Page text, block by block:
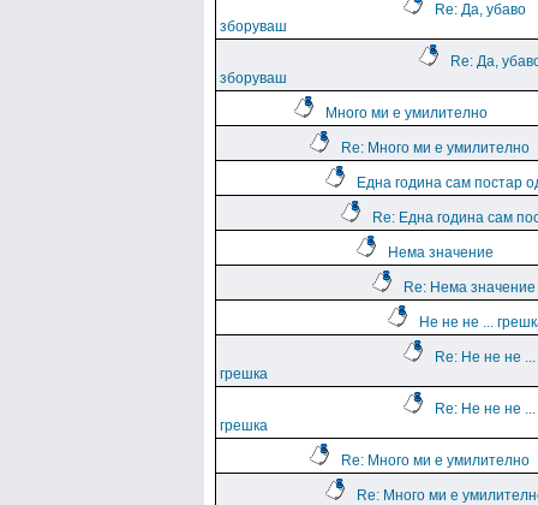
Re: Да, убаво
зборуваш
Re: Да,
зборуваш
Много ми е умилително
Re: Много ми е умилително
Една година сам постар
Re: Една година сам
Нема значение
Re: Нема значение
Не не не ...
Re: Не не не ...
грешка
Re: Не не не ...
грешка
Re: Много ми е умилително
Re: Много ми е